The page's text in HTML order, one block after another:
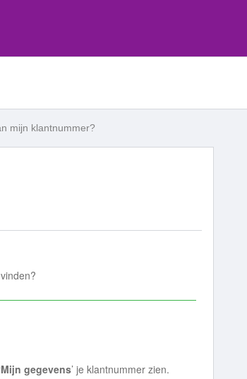
mijn klantnummer?
Mijn gegevens’ je klantnummer zien.